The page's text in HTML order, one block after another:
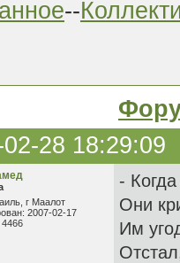
--
28 18:29:09
г Маалот
2007-02-17
-
Они
Им